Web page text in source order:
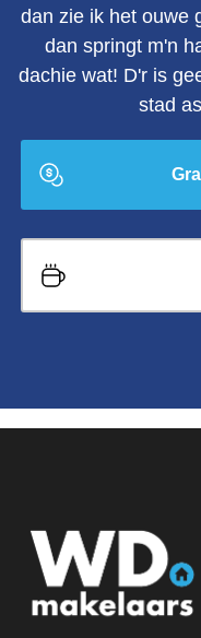
dan zie ik het ouwe
dan springt m'n
dachie wat! D'r is
stad